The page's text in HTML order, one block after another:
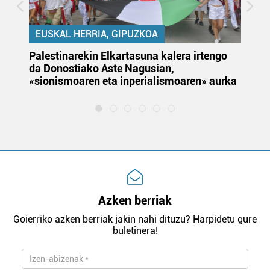
EUSKAL HERRIA, GIPUZKOA
Palestinarekin Elkartasuna kalera irtengo
da Donostiako Aste Nagusian,
«sionismoaren eta inperialismoaren» aurka
Azken berriak
Goierriko azken berriak jakin nahi dituzu? Harpidetu gure
buletinera!